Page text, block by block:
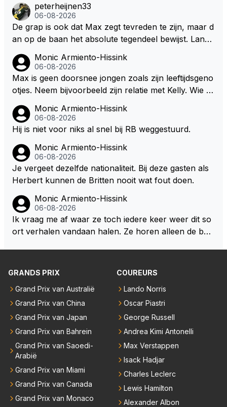
m/haar van zijn laatste zuurverdiende stuiver te ber
oven. De Staat heeft nooit ooit maar een stuiver in Z
andvoort willen investeren en dat zal ook nooit gebe
uren. Afdragen van BTW gelden en vergunningen bi
j dergelijke sportievefestiviteiten MOET je dan weer
wel afstaan, de parasiet.
peterheijnen33
06-08-2026
De grap is ook dat Max zegt tevreden te zijn, maar d
an op de baan het absolute tegendeel bewijst. Lando
dan eigenlijk niet echt zien. ;)
Monic Armiento-Hissink
06-08-2026
Max is geen doorsnee jongen zoals zijn leeftijdsgeno
otjes. Neem bijvoorbeeld zijn relatie met Kelly. Wie g
artjes ouder is en al een kleine heeft van een voorm
alig RB-lid op de leeftijd van 23 jaar? Hij doet dingen
oon. Ieder jaar is er in Hongarije een uitje voor zijn t
eam. Op 28-jarige leeftijd is hij al eigenaar van een su
ccesvol raceteam. Hij is niet alleen speciaal in de aut
Monic Armiento-Hissink
06-08-2026
Hij is niet voor niks al snel bij RB weggestuurd.
Monic Armiento-Hissink
06-08-2026
Je vergeet dezelfde nationaliteit. Bij deze gasten als
Herbert kunnen de Britten nooit wat fout doen.
Monic Armiento-Hissink
06-08-2026
Ik vraag me af waar ze toch iedere keer weer dit so
ort verhalen vandaan halen. Ze horen alleen de boa
emand weet wat er zich afspeelt achter gesloten de
iedereen is vertrokken. Dat er nu een paar jaar acht
er elkaar mensen een andere uitdagingen zoeken of
niet meer in de F1 willen werken is niet zo gek als de
meesten van hen al sinds dat RB hun intrede deed a
anwezig waren. De mensen die nu een aantal van di
e lege plaatsen op gaan vullen hebben ook al jaren
binnen RB gewerkt en zijn voor Max geen vreemde
n meer. Ook andere teams verliezen mensen. Er wo
rdt teveel drama van gemaakt.
GRANDS PRIX
Grand Prix van Australië
Grand Prix van China
Grand Prix van Japan
Grand Prix van Bahrein
Grand Prix van Saoedi-
Arabië
Grand Prix van Miami
Grand Prix van Canada
Grand Prix van Monaco
COUREURS
Lando Norris
Oscar Piastri
George Russell
Andrea Kimi Antonelli
Max Verstappen
Isack Hadjar
Charles Leclerc
Lewis Hamilton
Alexander Albon